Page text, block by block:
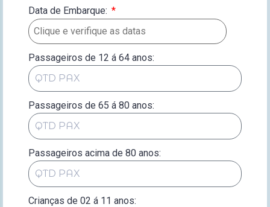
Data de Embarque: *
Passageiros de 12 á 64 anos:
Passageiros de 65 á 80 anos:
Passageiros acima de 80 anos:
Crianças de 02 á 11 anos: